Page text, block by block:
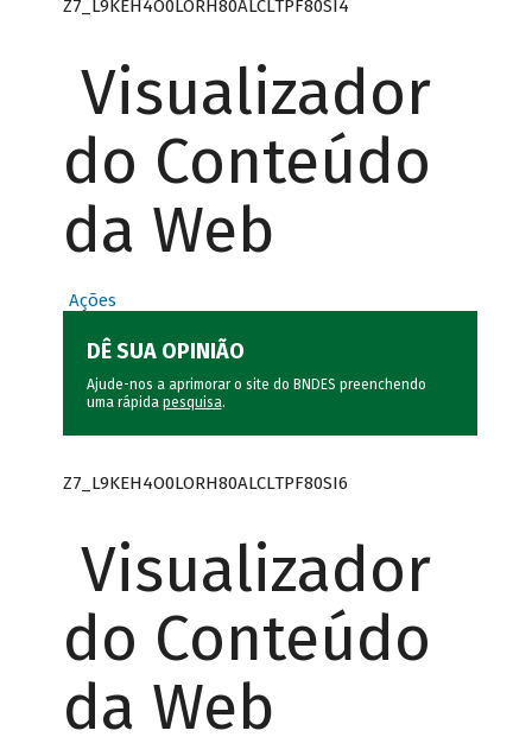
Z7_L9KEH4O0LORH80ALCLTPF80SI4
Visualizador
do Conteúdo
da Web
Ações
DÊ SUA OPINIÃO
Ajude-nos a aprimorar o site do BNDES preenchendo
uma rápida pesquisa.
Z7_L9KEH4O0LORH80ALCLTPF80SI6
Visualizador
do Conteúdo
da Web